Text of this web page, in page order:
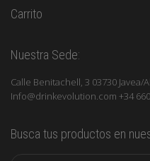
Carrito
Nuestra Sede:
Calle Benitachell, 3 03730 Javea/
Info@drinkevolution.com +34
Busca tus productos en